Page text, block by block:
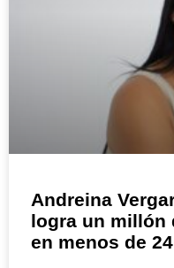
Andreina
logra un millón
en menos de